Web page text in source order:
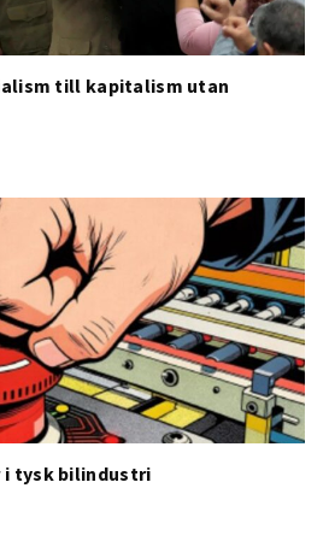
till kapitalism utan
i tysk bilindustri